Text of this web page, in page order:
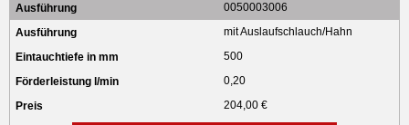
0050003006
mit Auslaufschlauch/Hahn
500
0,20
204,00 €